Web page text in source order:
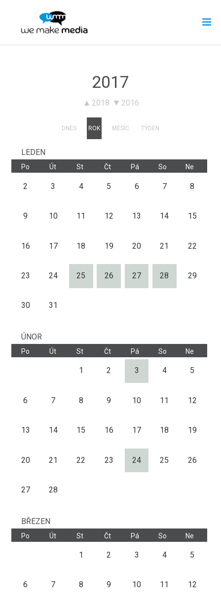
2017
2018 2016
DNES ROK MĚSÍC TÝDEN
LEDEN
Po Út St Čt Pá So Ne
2 3 4 5 6 7 8
9 10 11 12 13 14 15
16 17 18 19 20 21 22
23 24 25 26 27 28 29
30 31
ÚNOR
Po Út St Čt Pá So Ne
1 2 3 4 5
6 7 8 9 10 11 12
13 14 15 16 17 18 19
20 21 22 23 24 25 26
27 28
BŘEZEN
Po Út St Čt Pá So Ne
1 2 3 4 5
6 7 8 9 10 11 12